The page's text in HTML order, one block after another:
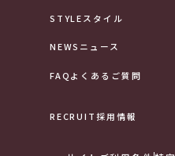
STYLE スタイル
NEWS ニュース
FAQ よくあるご質問
RECRUIT採用情報